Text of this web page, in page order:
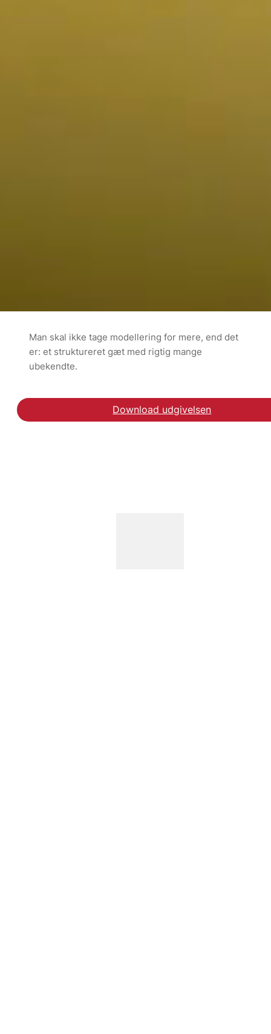
Man skal ikke tage modellering for mere, end det
er: et struktureret gæt med rigtig mange
ubekendte.
Download udgivelsen
Læs debatindlægget